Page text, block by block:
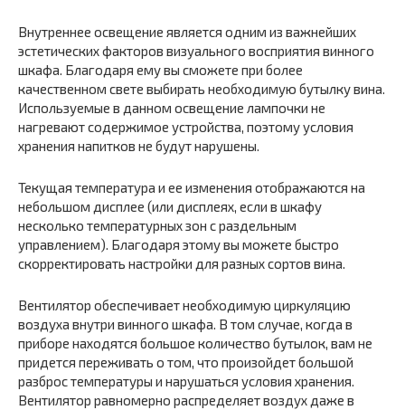
Внутреннее освещение является одним из важнейших
эстетических факторов визуального восприятия винного
шкафа. Благодаря ему вы сможете при более
качественном свете выбирать необходимую бутылку вина.
Используемые в данном освещение лампочки не
нагревают содержимое устройства, поэтому условия
хранения напитков не будут нарушены.
Текущая температура и ее изменения отображаются на
небольшом дисплее (или дисплеях, если в шкафу
несколько температурных зон с раздельным
управлением). Благодаря этому вы можете быстро
скорректировать настройки для разных сортов вина.
Вентилятор обеспечивает необходимую циркуляцию
воздуха внутри винного шкафа. В том случае, когда в
приборе находятся большое количество бутылок, вам не
придется переживать о том, что произойдет большой
разброс температуры и нарушаться условия хранения.
Вентилятор равномерно распределяет воздух даже в